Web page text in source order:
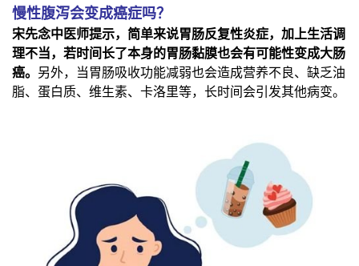
慢性腹泻会变成癌症吗？
宋先念中医师提示，简单来说胃肠反复性炎症，加上生活调
理不当，若时间长了本身的胃肠黏膜也会有可能性变成大肠
癌。 另外，当胃肠吸收功能减弱也会造成营养不良、缺乏油
脂、蛋白质、维生素、卡洛里等，长时间会引发其他病变。